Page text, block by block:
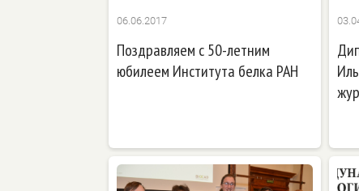
06.06.2017
Поздравляем с 50-летним
юбилеем Института белка РАН